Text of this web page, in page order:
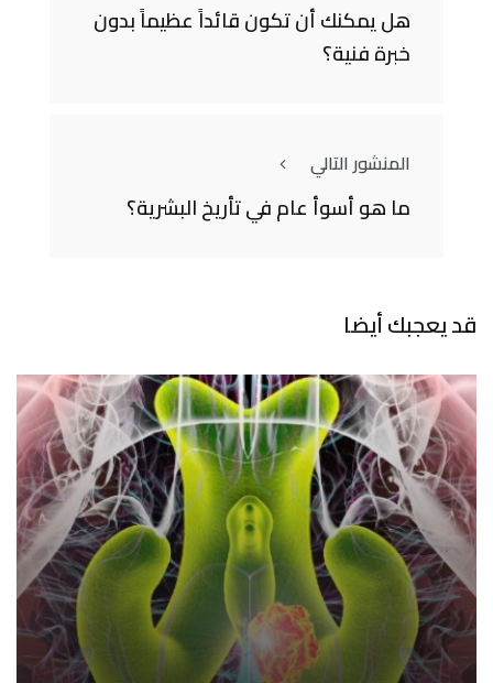
هل يمكنك أن تكون قائداً عظيماً بدون
خبرة فنية؟
المنشور التالي
ما هو أسوأ عام في تأريخ البشرية؟
قد يعجبك أيضا